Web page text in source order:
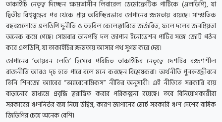
তাকাইচি নেতৃত্ব দিচ্ছেন ক্ষমতাসীন লিবারেল ডেমোক্রেটিক পার্টিকে (এলডিপি), যা
দ্বিতীয় বিশ্বযুদ্ধের পর থেকে প্রায় অবিচ্ছিন্নভাবে জাপানের ক্ষমতায় রয়েছে। সাম্প্রতিক
বছরগুলোতে এলডিপি দুর্নীতি ও তহবিল কেলেঙ্কারিতে জর্জরিত, ফলে দলের জনপ্রিয়তা
অনেক কমে গেছে। সোমবার ডানপন্থি দল জাপান ইনোভেশন পার্টির সঙ্গে জোট গঠন
করে এলডিপি, যা তাকাইচির ক্ষমতায় আসার পথ সুগম করে দেয়।
জাপানের ‘আয়রন লেডি’ হিসেবে পরিচিত তাকাইচির নেতৃত্বে দেশটির রক্ষণশীল
রাজনীতি আরও দৃঢ় হতে পারে বলে মনে করছেন বিশ্লেষকরা। অর্থনীতি পুনরুজ্জীবনে
তিনি শিনজো অ্যাবের “অ্যাবেনোমিকস” নীতির অনুসারী। এই নীতিতে সরকারি ব্যয়
বাড়ানোর মাধ্যমে প্রবৃদ্ধি ত্বরান্বিত করার পরিকল্পনা রয়েছে। তবে বিনিয়োগকারীরা
সরকারের ঋণনির্ভর ব্যয় নিয়ে উদ্বিগ্ন, কারণ জাপানের মোট সরকারি ঋণ দেশের বার্ষিক
জিডিপির চেয়ে অনেক বেশি।